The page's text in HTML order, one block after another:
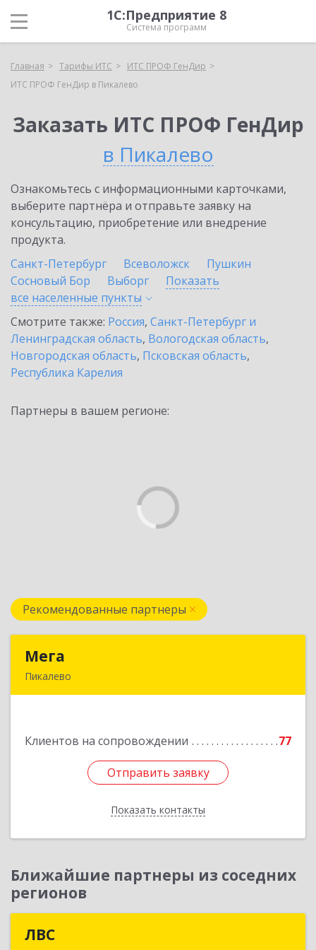
1С:Предприятие 8
Система программ
Главная Тарифы ИТС
ИТС ПРОФ ГенДир
ИТС ПРОФ ГенДир в Пикалево
Заказать ИТС ПРОФ ГенДир
в Пикалево
Ознакомьтесь с информационными карточками,
выберите партнёра и отправьте заявку на
консультацию, приобретение или внедрение
продукта.
Санкт-Петербург
Всеволожск
Пушкин
Сосновый Бор
Выборг
Показать
все населенные пункты
Смотрите также: Россия, Санкт-Петербург и
Ленинградская область, Вологодская область,
Новгородская область, Псковская область,
Республика Карелия
Партнеры в вашем регионе:
Рекомендованные партнеры
Мега
Пикалево
Клиентов на сопровождении 77
Отправить заявку
Показать контакты
Подробнее
Отправить заявку
Назад
Ближайшие партнеры из соседних
регионов
ЛВС